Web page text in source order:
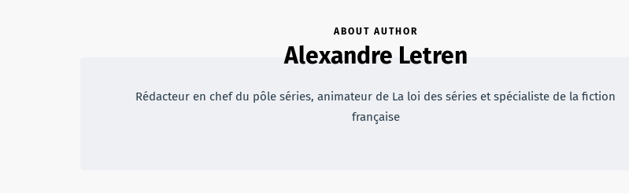
ABOUT AUTHOR
Alexandre Letren
Rédacteur en chef du pôle séries, animateur de La loi des séries et spécialiste de la fiction
française